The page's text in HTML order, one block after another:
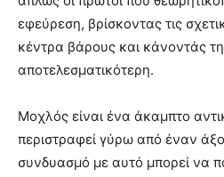
εφεύρεση, βρίσκοντας τις
κέντρα βάρους και κάνοντάς
αποτελεσματικότερη.
Μοχλός είναι ένα άκαμπτο
περιστραφεί γύρω από έναν
συνδυασμό με αυτό μπορεί να